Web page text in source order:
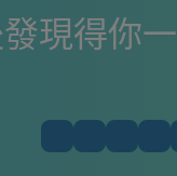
現得你一